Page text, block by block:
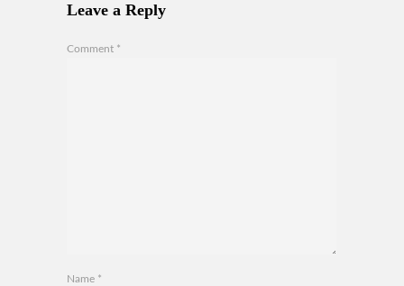
Leave a Reply
Comment *
Name *